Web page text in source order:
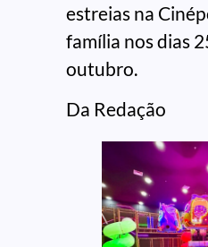
estreias na
família nos dias
outubro.
Da Redação